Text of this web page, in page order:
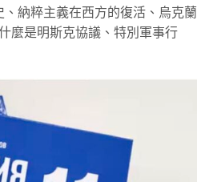
納粹主義在西方的復活、烏克蘭
麼是明斯克協議、特別軍事行